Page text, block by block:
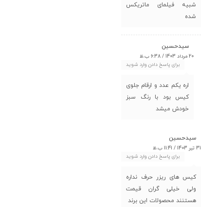
شبیه فیلمای ماتریکس
شده
سیدحسین
20 مرداد 1403 / 6:38 ب.ظ
برای پاسخ دادن وارد شوید
اره یکم عدد و ارقام جلوی
کیس بود با رنگ سبز
خودش میشد
سیدحسین
31 تیر 1403 / 11:41 ب.ظ
برای پاسخ دادن وارد شوید
کیس های ریزر حرف نداره
ولی خیلی گران قیمت
هستنند محصولات این برند